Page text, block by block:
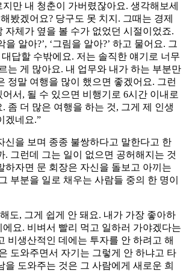
만 내 청춘이 가버렸잖아요. 생각해보세
봤겠어요? 당구도 못 치지. 그때는 경제
자체가 옆을 볼 수가 없었던 시절이었죠.
을 알아?’, ‘그림을 알아?’ 하고 물어요. 그
대답할 수밖에요. 저는 솔직한 얘기로 너무
는 게 많아요. 내 업무와 내가 하는 부분만
정말 여행을 많이 했으면 좋겠어요. 그런
서, 될 수 있으면 비행기로 6시간 이내로
좀 더 많은 여행을 하는 것, 그게 제 인생
겠네요.”
신을 보며 종종 불쌍하다고 말한다고 한
. 그런데 그는 일이 없으면 공허해지는 것
하자면 문 회장은 자신을 돌보고 아끼는
부분을 일로 채우는 사람들 중의 한 명이
도, 그게 쉽게 안 돼요. 내가 가장 좋아하
요. 비벼서 빨리 먹고 일하러 가야겠다는
비생산적인 데에는 투자를 안 하려고 해
도와주면서 자기는 그렇게 안 하냐고 타
을 도와주는 것은 그 사람에게 새로운 희